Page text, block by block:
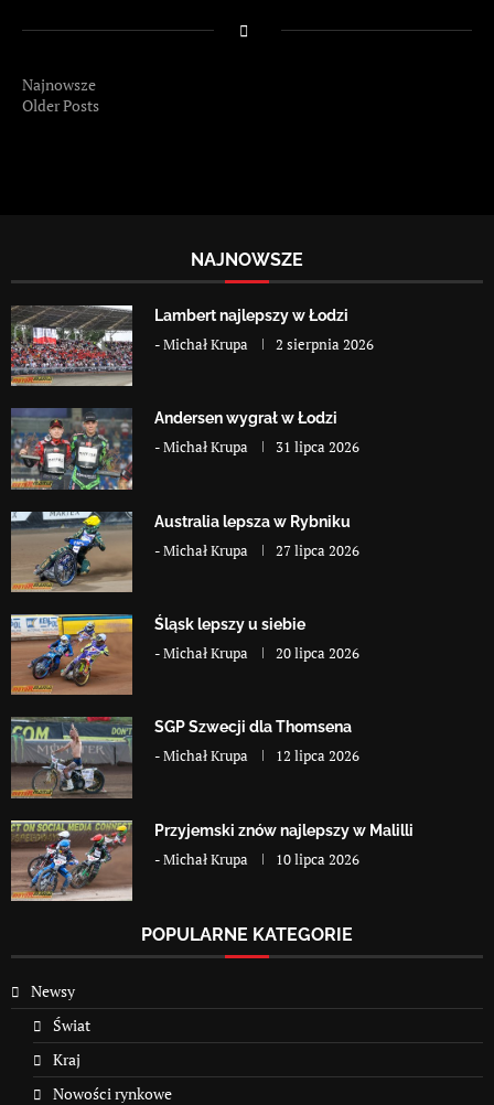
Najnowsze
Older Posts
NAJNOWSZE
Lambert najlepszy w Łodzi
-Michał Krupa 2 sierpnia 2026
Andersen wygrał w Łodzi
-Michał Krupa 31 lipca 2026
Australia lepsza w Rybniku
-Michał Krupa 27 lipca 2026
Śląsk lepszy u siebie
-Michał Krupa 20 lipca 2026
SGP Szwecji dla Thomsena
-Michał Krupa 12 lipca 2026
Przyjemski znów najlepszy w Malilli
-Michał Krupa 10 lipca 2026
POPULARNE KATEGORIE
Newsy
Świat
Kraj
Nowości rynkowe